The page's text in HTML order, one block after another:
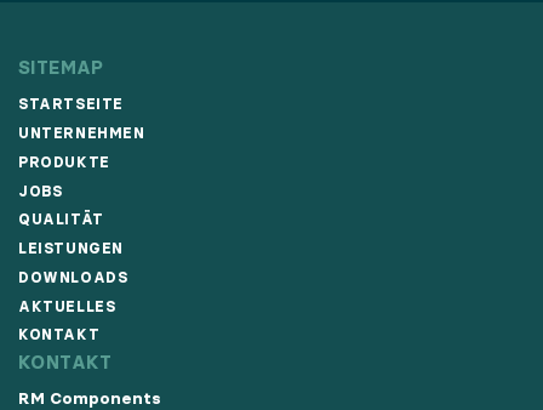
SITEMAP
STARTSEITE
UNTERNEHMEN
PRODUKTE
JOBS
QUALITÄT
LEISTUNGEN
DOWNLOADS
AKTUELLES
KONTAKT
KONTAKT
RM Components